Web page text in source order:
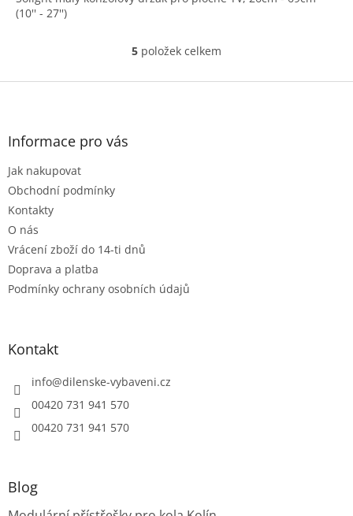
(10'' - 27'')
O
l
p
i
5 položek celkem
Z
Informace pro vás
Jak nakupovat
Obchodní podmínky
Kontakty
O nás
Vrácení zboží do 14-ti dnů
Doprava a platba
Podmínky ochrany osobních údajů
Kontakt
info@dilenske-vybaveni.cz
00420 731 941 570
00420 731 941 570
Blog